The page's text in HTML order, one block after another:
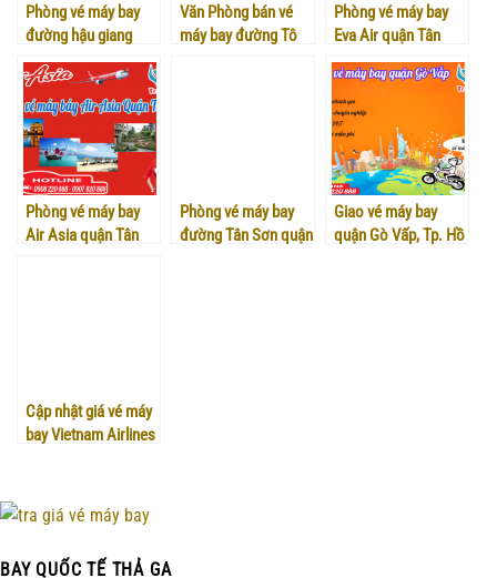
Phòng vé máy bay
đường hậu giang
quận 6
Văn Phòng bán vé
máy bay đường Tô
Phòng vé máy bay
Eva Air quận Tân
Phú
Phòng vé máy bay
Air Asia quận Tân
Phòng vé máy bay
đường Tân Sơn quận
Giao vé máy bay
quận Gò Vấp, Tp. Hồ
Cập nhật giá vé máy
bay Vietnam Airlines
BAY QUỐC TẾ THẢ GA